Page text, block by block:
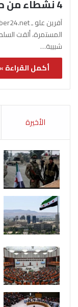
4 نشطاء من حزب المساواة
المستمرة، ألقت
شبيبة…
أكمل القراءة »
الأخيرة